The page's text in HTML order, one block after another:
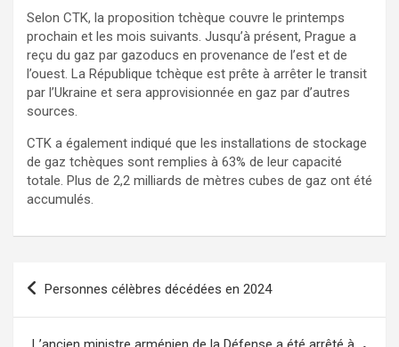
Selon CTK, la proposition tchèque couvre le printemps
prochain et les mois suivants. Jusqu’à présent, Prague a
reçu du gaz par gazoducs en provenance de l’est et de
l’ouest. La République tchèque est prête à arrêter le transit
par l’Ukraine et sera approvisionnée en gaz par d’autres
sources.
CTK a également indiqué que les installations de stockage
de gaz tchèques sont remplies à 63% de leur capacité
totale. Plus de 2,2 milliards de mètres cubes de gaz ont été
accumulés.
Navigation
Personnes célèbres décédées en 2024